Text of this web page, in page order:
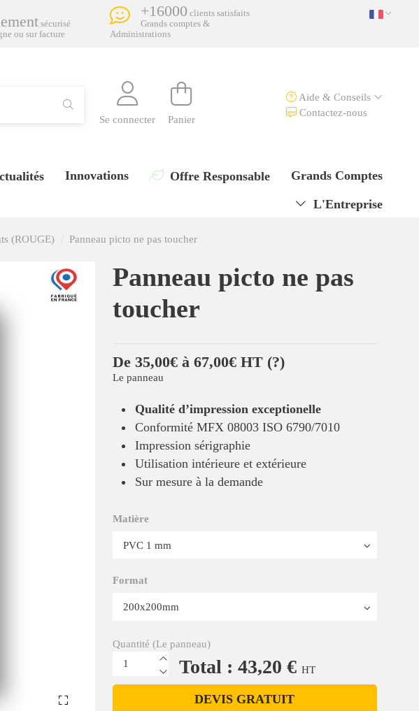
sécurisé
ou sur facture
+16000 clients satisfaits
Grands comptes &
Administrations
Se connecter Panier
Aide & Conseils
Contactez-nous
Grands Comptes
Offre Responsable
Innovations
L'Entreprise
(ROUGE) Panneau picto ne pas toucher
Panneau picto ne pas
toucher
De 35,00€ à 67,00€ HT (?)
Le panneau
Qualité d’impression exceptionelle
Conformité MFX 08003 ISO 6790/7010
Impression sérigraphie
Utilisation intérieure et extérieure
Sur mesure à la demande
Matière
Format
Quantité (Le panneau)
Total : 43,20 € HT
DEVIS GRATUIT